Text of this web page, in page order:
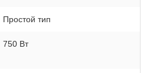
Простой тип
750 Вт